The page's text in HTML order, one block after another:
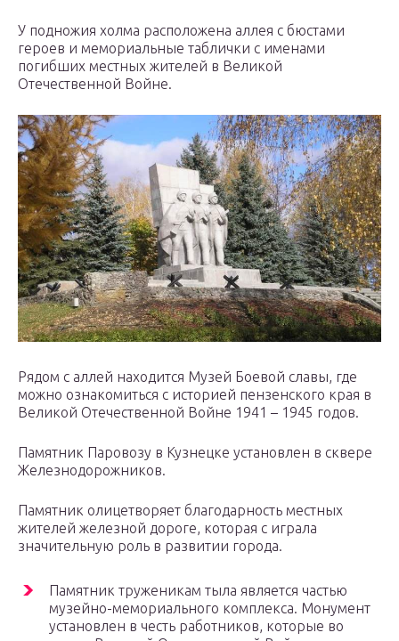
У подножия холма расположена аллея с бюстами
героев и мемориальные таблички с именами
погибших местных жителей в Великой
Отечественной Войне.
Рядом с аллей находится Музей Боевой славы, где
можно ознакомиться с историей пензенского края в
Великой Отечественной Войне 1941 – 1945 годов.
Памятник Паровозу в Кузнецке установлен в сквере
Железнодорожников.
Памятник олицетворяет благодарность местных
жителей железной дороге, которая с играла
значительную роль в развитии города.
Памятник труженикам тыла является частью
музейно-мемориального комплекса. Монумент
установлен в честь работников, которые во